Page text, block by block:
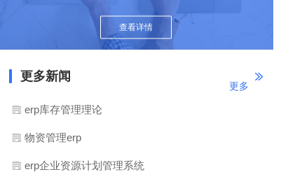
查看详情
更多新闻
更多
erp库存管理理论
物资管理erp
erp企业资源计划管理系统